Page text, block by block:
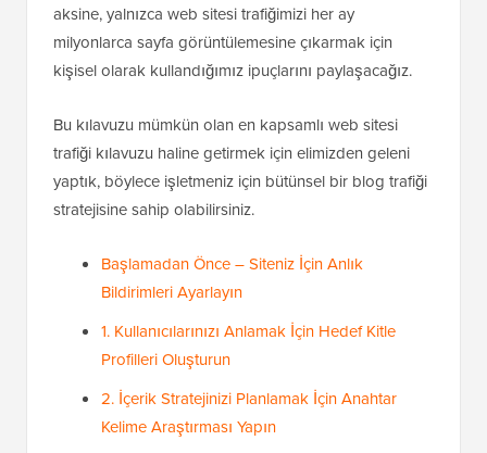
aksine, yalnızca web sitesi trafiğimizi her ay
milyonlarca sayfa görüntülemesine çıkarmak için
kişisel olarak kullandığımız ipuçlarını paylaşacağız.
Bu kılavuzu mümkün olan en kapsamlı web sitesi
trafiği kılavuzu haline getirmek için elimizden geleni
yaptık, böylece işletmeniz için bütünsel bir blog trafiği
stratejisine sahip olabilirsiniz.
Başlamadan Önce – Siteniz İçin Anlık
Bildirimleri Ayarlayın
1. Kullanıcılarınızı Anlamak İçin Hedef Kitle
Profilleri Oluşturun
2. İçerik Stratejinizi Planlamak İçin Anahtar
Kelime Araştırması Yapın